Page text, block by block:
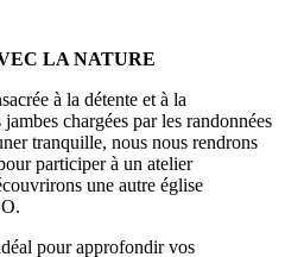
LA NATURE
à la détente et à la
chargées par les randonnées
tranquille, nous nous rendrons
participer à un atelier
une autre église
pour approfondir vos